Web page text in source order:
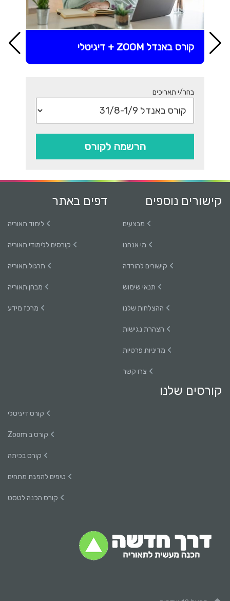
קורס באנדל ZOOM + דיגיטלי
בחר/י תאריכים
הרשמה לקורס
קישורים נוספים
מבצעים
מי אנחנו
קישורים להורדה
תנאי שימוש
ההצלחות שלנו
הצהרת נגישות
מדיניות פרטיות
צרו קשר
דפים באתר
לימוד תאוריה
קורסים ללימודי תאוריה
תרגול תאוריה
מבחן תאוריה
מרכז מידע
קורסים שלנו
קורס דיגיטלי
קורס ב Zoom
קורס בכיתה
טיפים להפגת מתחים
קורס הכנה לטסט